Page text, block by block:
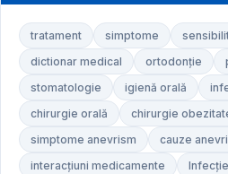
tratament simptome
dictionar medical
ortodonție
stomatologie
igienă orală
chirurgie orală
chirurgie
simptome anevrism
cauze
interacțiuni medicamente